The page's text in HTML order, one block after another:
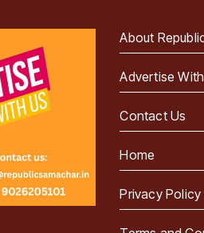
About
Advertise
Contact Us
Home
Privacy Policy